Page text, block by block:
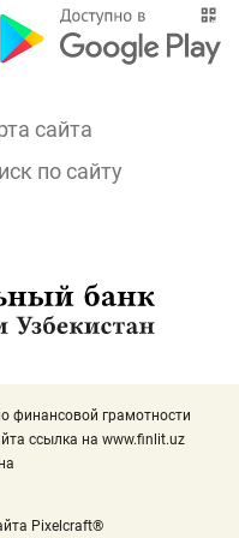
сайта
по сайту
финансовой грамотности
ссылка на www.finlit.uz
Pixelcraft®